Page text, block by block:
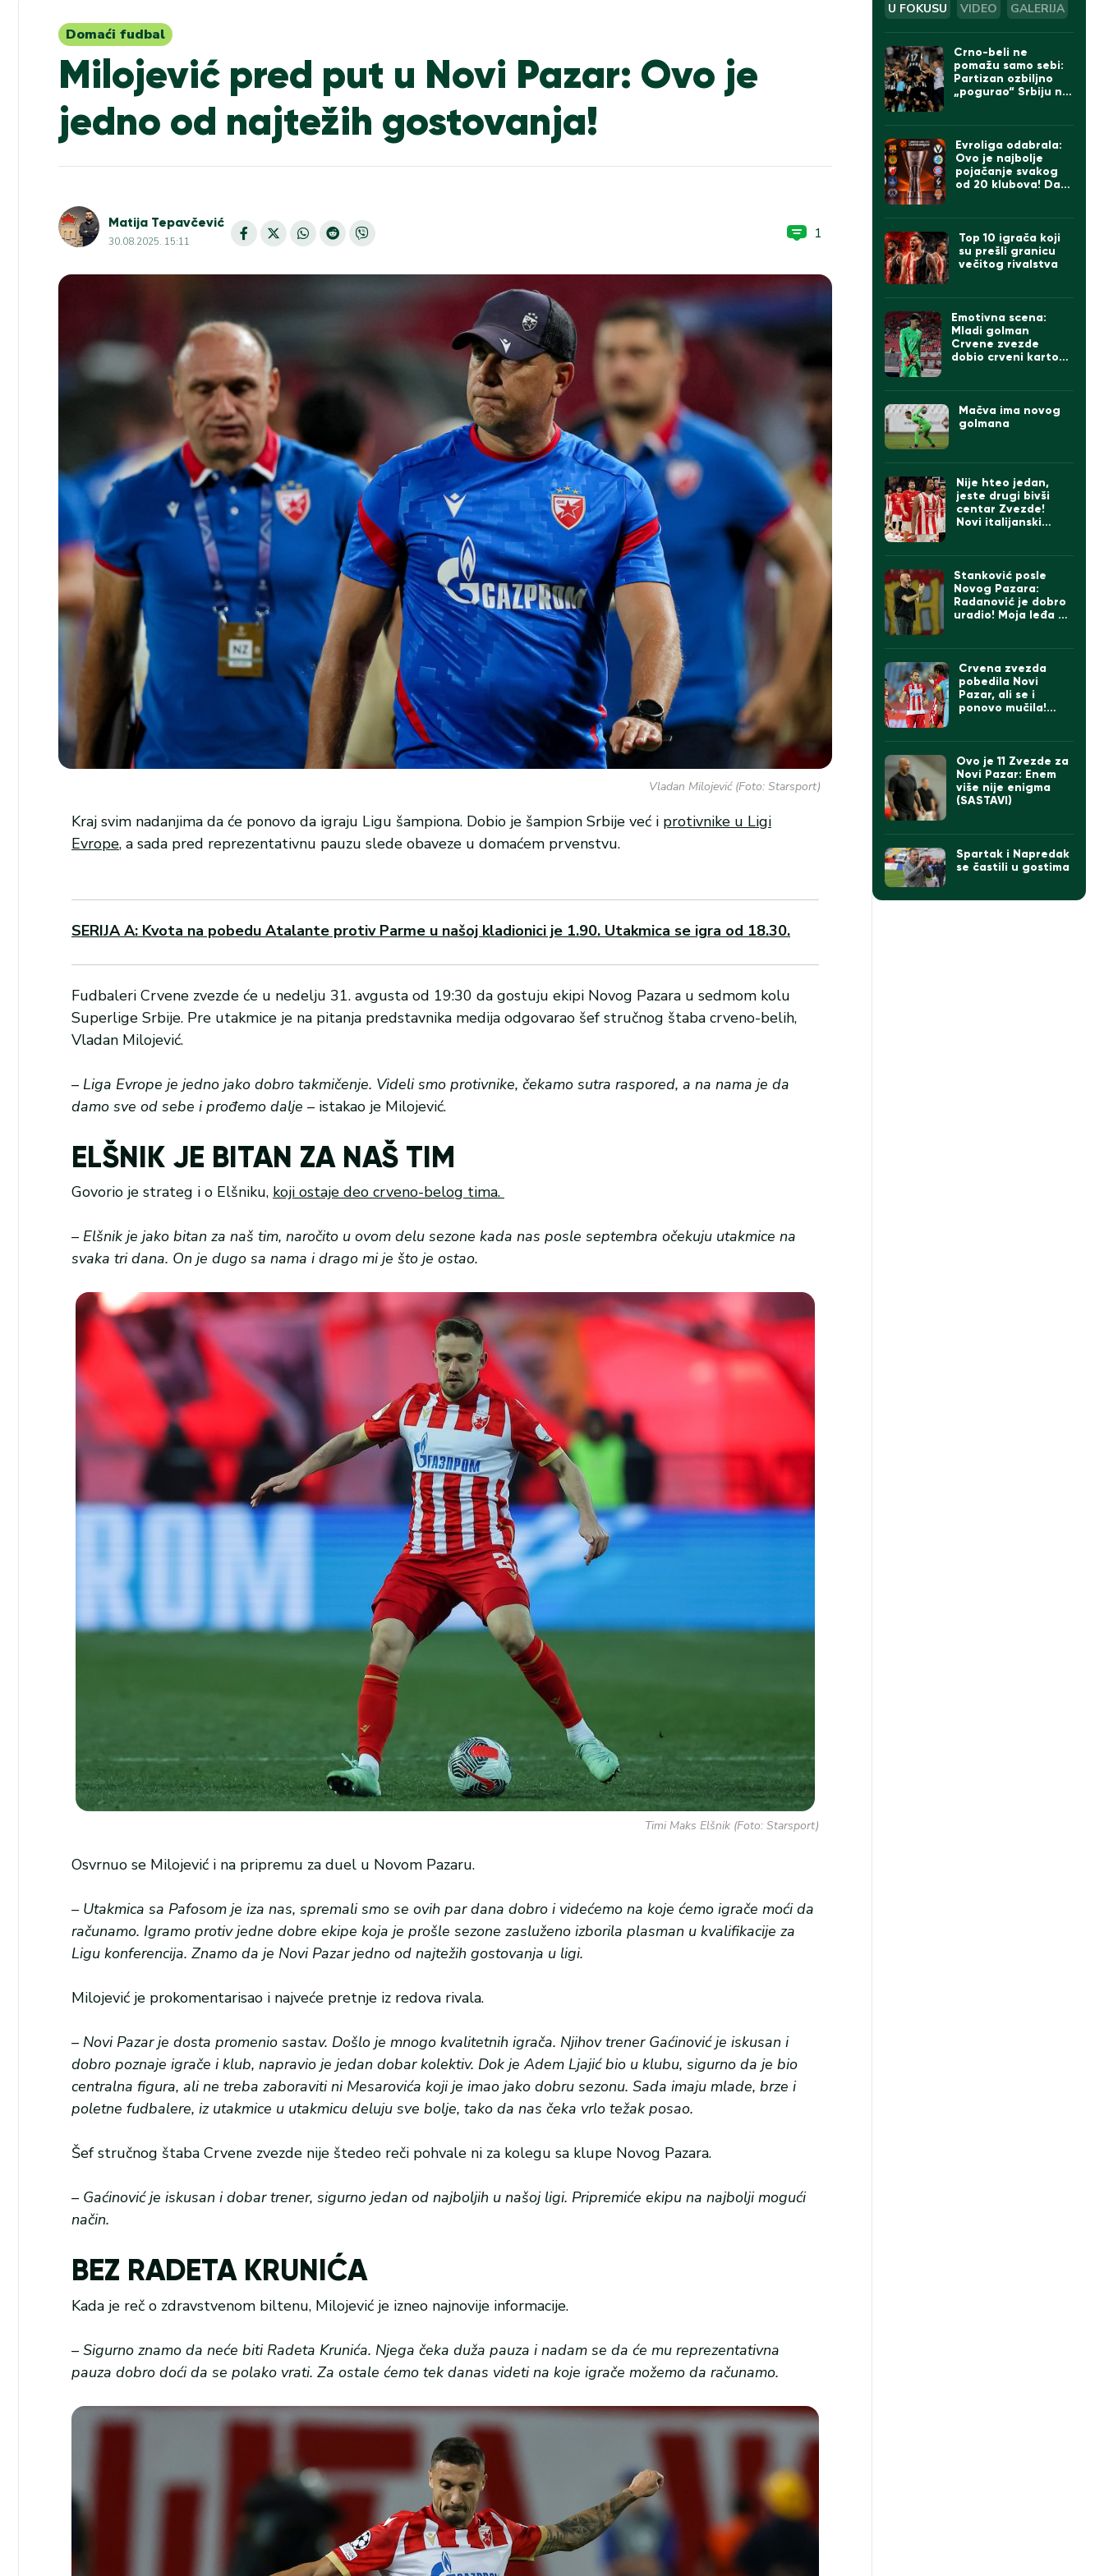
Domaći fudbal
Milojević pred put u Novi Pazar: Ovo je
jedno od najtežih gostovanja!
Matija Tepavčević
30.08.2025. 15:11 1
Vladan Milojević (Foto: Starsport)
Kraj svim nadanjima da će ponovo da igraju Ligu šampiona. Dobio je šampion Srbije već i protivnike u Ligi
Evrope, a sada pred reprezentativnu pauzu slede obaveze u domaćem prvenstvu.
SERIJA A: Kvota na pobedu Atalante protiv Parme u našoj kladionici je 1.90. Utakmica se igra od 18.30.
Fudbaleri Crvene zvezde će u nedelju 31. avgusta od 19:30 da gostuju ekipi Novog Pazara u sedmom kolu
Superlige Srbije. Pre utakmice je na pitanja predstavnika medija odgovarao šef stručnog štaba crveno-belih,
Vladan Milojević.
– Liga Evrope je jedno jako dobro takmičenje. Videli smo protivnike, čekamo sutra raspored, a na nama je da
damo sve od sebe i prođemo dalje – istakao je Milojević.
ELŠNIK JE BITAN ZA NAŠ TIM
Govorio je strateg i o Elšniku, koji ostaje deo crveno-belog tima.
– Elšnik je jako bitan za naš tim, naročito u ovom delu sezone kada nas posle septembra očekuju utakmice na
svaka tri dana. On je dugo sa nama i drago mi je što je ostao.
Timi Maks Elšnik (Foto: Starsport)
Osvrnuo se Milojević i na pripremu za duel u Novom Pazaru.
– Utakmica sa Pafosom je iza nas, spremali smo se ovih par dana dobro i videćemo na koje ćemo igrače moći da
računamo. Igramo protiv jedne dobre ekipe koja je prošle sezone zasluženo izborila plasman u kvalifikacije za
Ligu konferencija. Znamo da je Novi Pazar jedno od najtežih gostovanja u ligi.
Milojević je prokomentarisao i najveće pretnje iz redova rivala.
– Novi Pazar je dosta promenio sastav. Došlo je mnogo kvalitetnih igrača. Njihov trener Gaćinović je iskusan i
dobro poznaje igrače i klub, napravio je jedan dobar kolektiv. Dok je Adem Ljajić bio u klubu, sigurno da je bio
centralna figura, ali ne treba zaboraviti ni Mesarovića koji je imao jako dobru sezonu. Sada imaju mlade, brze i
poletne fudbalere, iz utakmice u utakmicu deluju sve bolje, tako da nas čeka vrlo težak posao.
Šef stručnog štaba Crvene zvezde nije štedeo reči pohvale ni za kolegu sa klupe Novog Pazara.
– Gaćinović je iskusan i dobar trener, sigurno jedan od najboljih u našoj ligi. Pripremiće ekipu na najbolji mogući
način.
BEZ RADETA KRUNIĆA
Kada je reč o zdravstvenom biltenu, Milojević je izneo najnovije informacije.
– Sigurno znamo da neće biti Radeta Krunića. Njega čeka duža pauza i nadam se da će mu reprezentativna
pauza dobro doći da se polako vrati. Za ostale ćemo tek danas videti na koje igrače možemo da računamo.
U FOKUSU VIDEO GALERIJA
Crno-beli ne
pomažu samo sebi:
Partizan ozbiljno
„pogurao“ Srbiju na
Evroliga odabrala:
Ovo je najbolje
pojačanje svakog
od 20 klubova! Da li
Top 10 igrača koji
su prešli granicu
večitog rivalstva
Emotivna scena:
Mladi golman
Crvene zvezde
dobio crveni karton,
Mačva ima novog
golmana
Nije hteo jedan,
jeste drugi bivši
centar Zvezde!
Novi italijanski
Stanković posle
Novog Pazara:
Radanović je dobro
uradio! Moja leđa su
Crvena zvezda
pobedila Novi
Pazar, ali se i
ponovo mučila!
Ovo je 11 Zvezde za
Novi Pazar: Enem
više nije enigma
(SASTAVI)
Spartak i Napredak
se častili u gostima